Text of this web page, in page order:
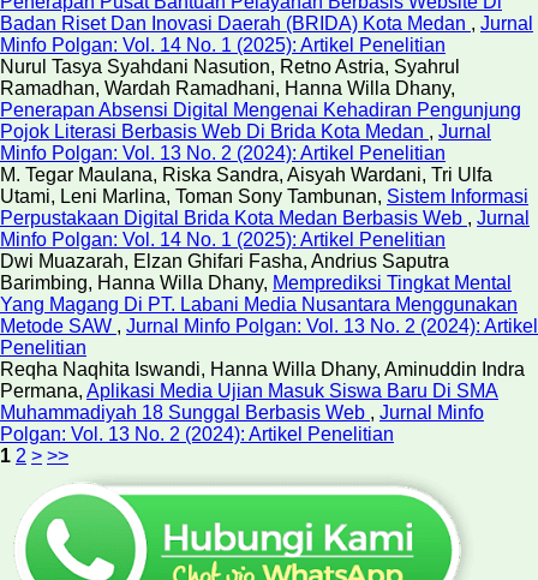
Badan Riset Dan Inovasi Daerah (BRIDA) Kota Medan , Jurnal
Minfo Polgan: Vol. 14 No. 1 (2025): Artikel Penelitian
Nurul Tasya Syahdani Nasution, Retno Astria, Syahrul
Ramadhan, Wardah Ramadhani, Hanna Willa Dhany,
Penerapan Absensi Digital Mengenai Kehadiran Pengunjung
Pojok Literasi Berbasis Web Di Brida Kota Medan , Jurnal
Minfo Polgan: Vol. 13 No. 2 (2024): Artikel Penelitian
M. Tegar Maulana, Riska Sandra, Aisyah Wardani, Tri Ulfa
Utami, Leni Marlina, Toman Sony Tambunan, Sistem Informasi
Perpustakaan Digital Brida Kota Medan Berbasis Web , Jurnal
Minfo Polgan: Vol. 14 No. 1 (2025): Artikel Penelitian
Dwi Muazarah, Elzan Ghifari Fasha, Andrius Saputra
Barimbing, Hanna Willa Dhany, Memprediksi Tingkat Mental
Yang Magang Di PT. Labani Media Nusantara Menggunakan
Metode SAW , Jurnal Minfo Polgan: Vol. 13 No. 2 (2024): Artikel
Penelitian
Reqha Naqhita Iswandi, Hanna Willa Dhany, Aminuddin Indra
Permana, Aplikasi Media Ujian Masuk Siswa Baru Di SMA
Muhammadiyah 18 Sunggal Berbasis Web , Jurnal Minfo
Polgan: Vol. 13 No. 2 (2024): Artikel Penelitian
1 2 > >>